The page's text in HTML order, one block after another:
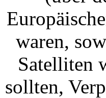
waren,
Satelliten
sollten,